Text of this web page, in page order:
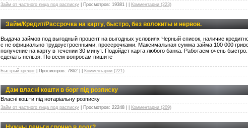
Займ от частного лица под расписку Просмотров: 19381 Комментарии (223)
Займ/Кредит/Рассрочка на карту, быстро, без волокиты и нервов.
Выдача займов под выгодный процент на выгодных условиях Черный список, наличие
с не официально трудоустроенными, проссрочками. Максимальная сумма займа 100 000
получение на карту в течении 30 минут. Подойдет карта любого банка. Работаем очень
сделать нельзя. По всем вопросам пишите
Быстрый кредит Просмотров: 7862 Комментарии (221)
Дам власні кошти в борг під розписку
Власні кошти під нотаріальну розписку
Займ от частного лица под расписку Просмотров: 22248 Комментарии (209)